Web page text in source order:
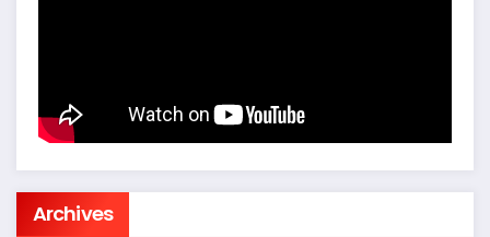
Archives